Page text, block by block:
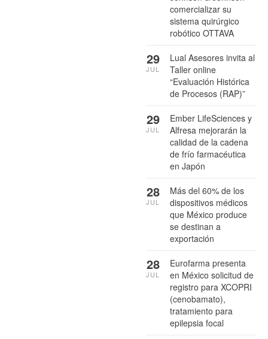
comercializar su
sistema quirúrgico
robótico OTTAVA
Lual Asesores invita al
Taller online
“Evaluación Histórica
de Procesos (RAP)”
29
JUL
Ember LifeSciences y
Alfresa mejorarán la
calidad de la cadena
de frío farmacéutica
en Japón
29
JUL
Más del 60% de los
dispositivos médicos
que México produce
se destinan a
exportación
28
JUL
Eurofarma presenta
en México solicitud de
registro para XCOPRI
(cenobamato),
tratamiento para
epilepsia focal
28
JUL